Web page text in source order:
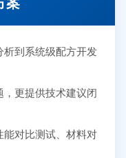
析到系统级配方开发
，更提供技术建议闭
能对比测试、材料对